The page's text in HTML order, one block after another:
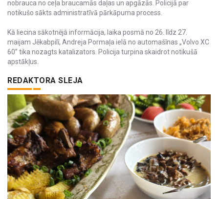
nobrauca no ceļa braucamās daļas un apgāzās. Policijā par
notikušo sākts administratīvā pārkāpuma process.
Kā liecina sākotnējā informācija, laika posmā no 26. līdz 27.
maijam Jēkabpilī, Andreja Pormaļa ielā no automašīnas „Volvo XC
60” tika nozagts katalizators. Policija turpina skaidrot notikušā
apstākļus.
REDAKTORA SLEJA